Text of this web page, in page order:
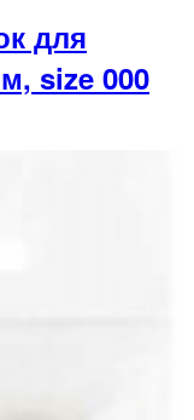
для
size 000